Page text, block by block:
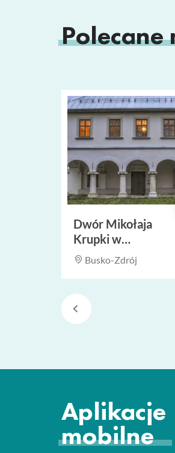
Polecane
Dwór Mikołaja
Krupki w
Widuchowej
Busko-Zdrój
Aplikacje
mobilne